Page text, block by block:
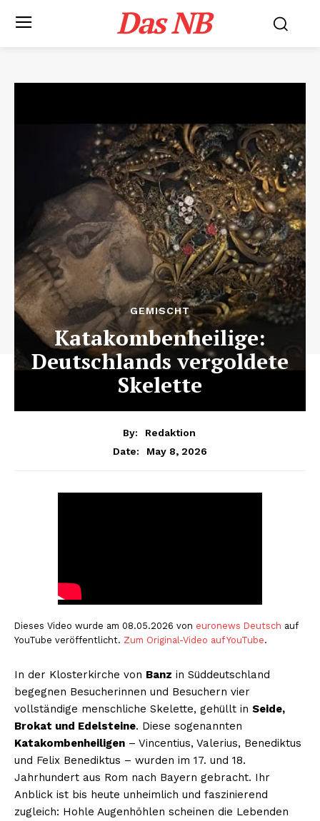
Das NB
GEMISCHT
Katakombenheilige:
Deutschlands vergoldete
Skelette
By:
Redaktion
Date:
May 8, 2026
Dieses Video wurde am 08.05.2026 von euronews Deutsch auf
YouTube veröffentlicht. Zum Original-Video auf YouTube.
In der Klosterkirche von Banz in Süddeutschland
begegnen Besucherinnen und Besuchern vier
vollständige menschliche Skelette, gehüllt in Seide,
Brokat und Edelsteine. Diese sogenannten
Katakombenheiligen – Vincentius, Valerius, Benediktus
und Felix Benediktus – wurden im 17. und 18.
Jahrhundert aus Rom nach Bayern gebracht. Ihr
Anblick ist bis heute unheimlich und faszinierend
zugleich: Hohle Augenhöhlen scheinen die Lebenden